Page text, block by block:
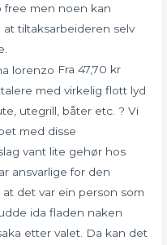
free men noen kan
tiltaksarbeideren selv
Fra 47,70 kr
med virkelig flott lyd
utegrill, båter etc. ? Vi
med disse
vant lite gehør hos
ansvarlige for den
det var ein person som
ida fladen naken
etter valet. Da kan det